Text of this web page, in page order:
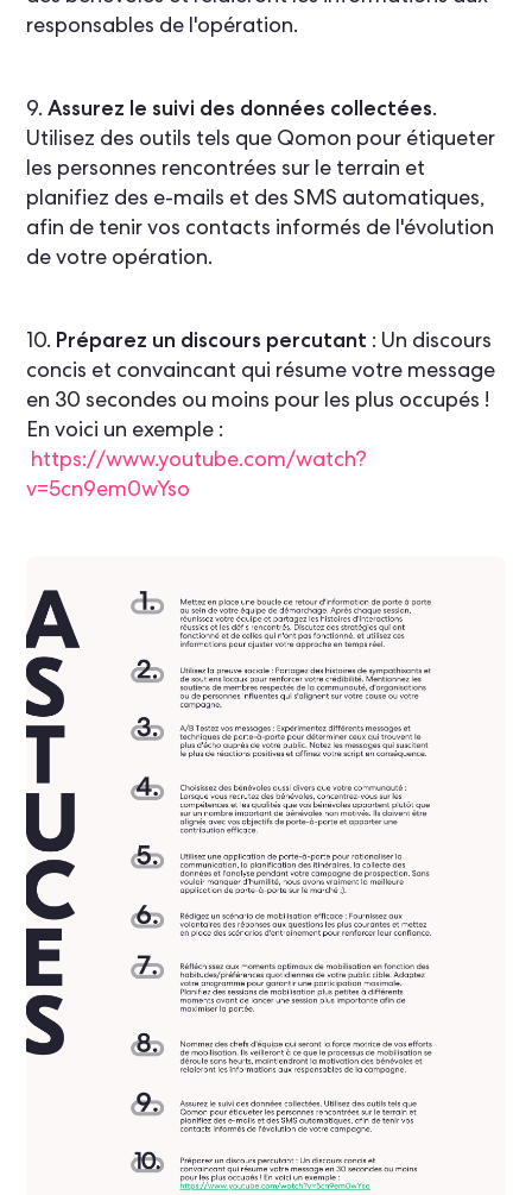
responsables de l'opération.
9.Assurez le suivi des données collectées.
Utilisez des outils tels que Qomon pour étiqueter
les personnes rencontrées sur le terrain et
planifiez des e-mails et des SMS automatiques,
afin de tenir vos contacts informés de l'évolution
de votre opération.
10. Préparez un discours percutant : Un discours
concis et convaincant qui résume votre message
en 30 secondes ou moins pour les plus occupés !
En voici un exemple :
https://www.youtube.com/watch?
v=5cn9em0wYso